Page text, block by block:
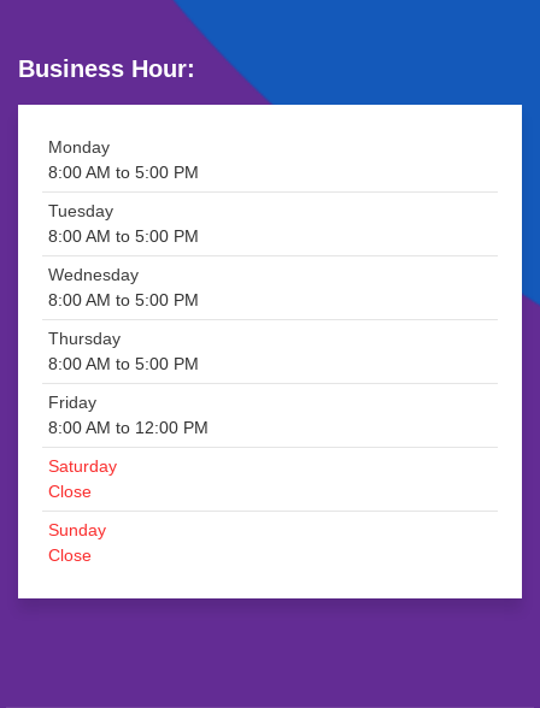
Business Hour:
Monday
8:00 AM to 5:00 PM
Tuesday
8:00 AM to 5:00 PM
Wednesday
8:00 AM to 5:00 PM
Thursday
8:00 AM to 5:00 PM
Friday
8:00 AM to 12:00 PM
Saturday
Close
Sunday
Close